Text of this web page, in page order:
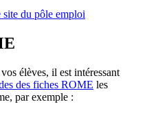
du pôle emploi
élèves, il est intéressant
des fiches ROME les
par exemple :